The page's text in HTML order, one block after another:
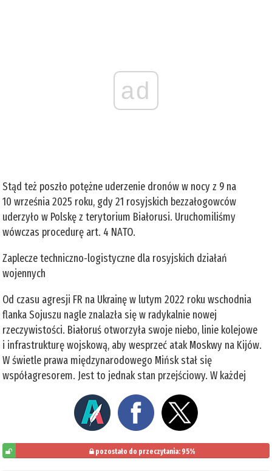
ad
Stąd też poszło potężne uderzenie dronów w nocy z 9 na
10 września 2025 roku, gdy 21 rosyjskich bezzałogowców
uderzyło w Polskę z terytorium Białorusi. Uruchomiliśmy
wówczas procedurę art. 4 NATO.
Zaplecze techniczno-logistyczne dla rosyjskich działań
wojennych
Od czasu agresji FR na Ukrainę w lutym 2022 roku wschodnia
flanka Sojuszu nagle znalazła się w radykalnie nowej
rzeczywistości. Białoruś otworzyła swoje niebo, linie kolejowe
i infrastrukturę wojskową, aby wesprzeć atak Moskwy na Kijów.
W świetle prawa międzynarodowego Mińsk stał się
współagresorem. Jest to jednak stan przejściowy. W każdej
pozostało do przeczytania: 95%